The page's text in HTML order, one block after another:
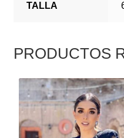
TALLA
PRODUCTOS
ESTE
PRODUCTO
TIENE
MÚLTIPLES